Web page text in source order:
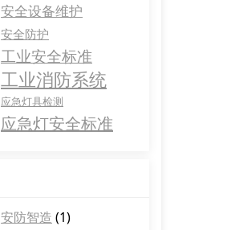
安全设备维护
安全防护
工业安全标准
工业消防系统
应急灯具检测
应急灯安全标准
安防智造 (1)